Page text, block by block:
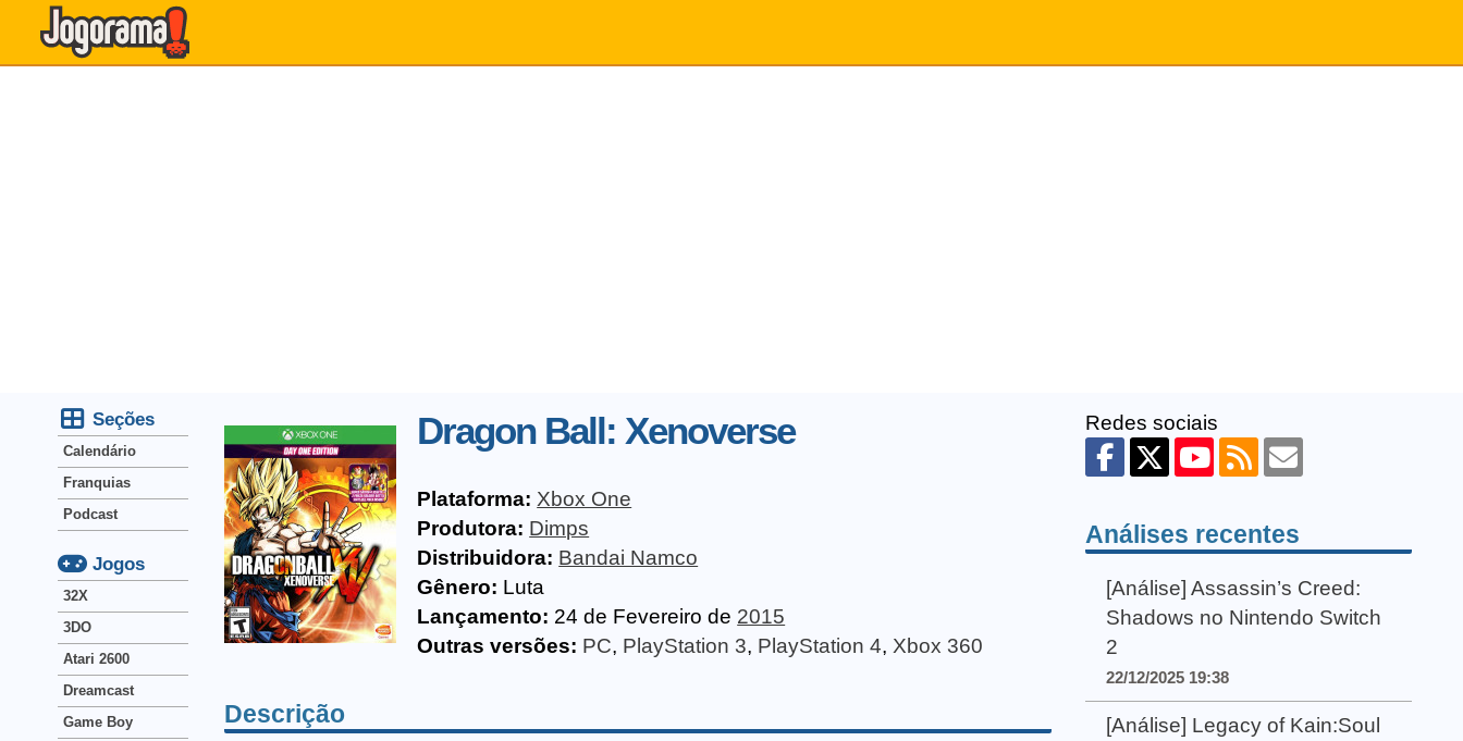
Dragon Ball: Xenoverse
Plataforma: Xbox One
Produtora: Dimps
Distribuidora: Bandai Namco
Gênero: Luta
Lançamento: 24 de Fevereiro de 2015
Outras versões: PC, PlayStation 3, PlayStation 4, Xbox 360
Descrição
Seções
Calendário
Franquias
Podcast
Jogos
32X
3DO
Atari 2600
Dreamcast
Game Boy
Redes sociais
Análises recentes
[Análise] Assassin’s Creed:
Shadows no Nintendo Switch
2
22/12/2025 19:38
[Análise] Legacy of Kain:Soul